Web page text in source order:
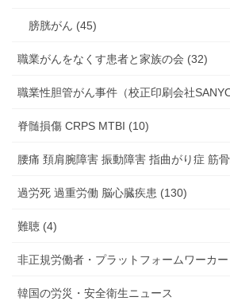
膀胱がん (45)
職業がんをなくす患者と家族の会 (32)
職業性胆管がん事件（校正印刷会社
脊髄損傷 CRPS MTBI (10)
腰痛 頚肩腕障害 振動障害 指曲がり症 筋
過労死 過重労働 脳心臓疾患 (130)
難聴 (4)
非正規労働者・プラットフォームワーカ
韓国の労災・安全衛生ニュース